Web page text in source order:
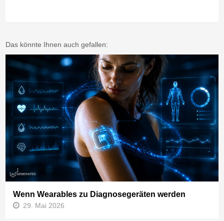
Das könnte Ihnen auch gefallen:
Wenn Wearables zu Diagnosegeräten werden
29. Mai 2026